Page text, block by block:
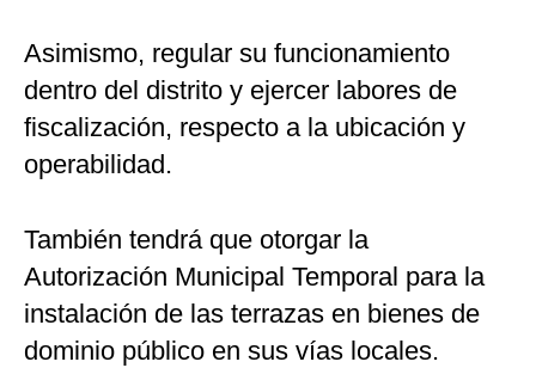
Asimismo, regular su funcionamiento
dentro del distrito y ejercer labores de
fiscalización, respecto a la ubicación y
operabilidad.
También tendrá que otorgar la
Autorización Municipal Temporal para la
instalación de las terrazas en bienes de
dominio público en sus vías locales.